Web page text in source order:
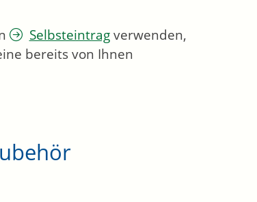
Selbsteintragverwenden,
bereits von Ihnen